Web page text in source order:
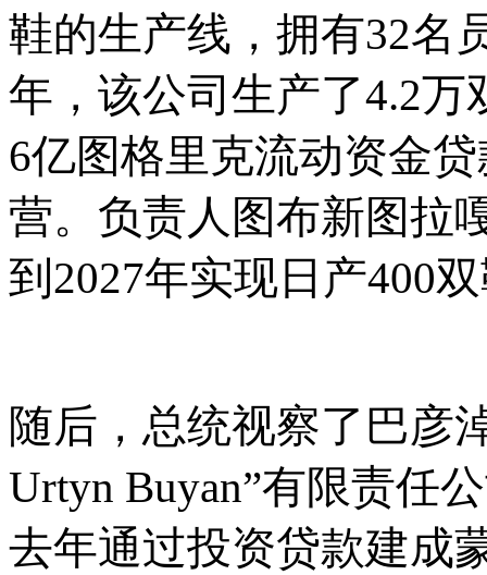
鞋的生产线，拥有32名
年，该公司生产了4.2万
6亿图格里克流动资金
营。负责人图布新图拉
到2027年实现日产400
随后，总统视察了巴彦
Urtyn Buyan”有限责任
去年通过投资贷款建成